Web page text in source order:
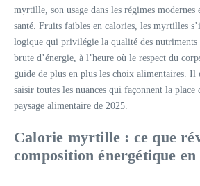
myrtille, son usage dans les régimes modernes
santé. Fruits faibles en calories, les myrtilles
logique qui privilégie la qualité des
brute d’énergie, à l’heure où le respect du
guide de plus en plus les choix alimentaires. Il
saisir toutes les nuances qui façonnent la
paysage alimentaire de 2025.
Calorie myrtille : ce que
composition énergétique en